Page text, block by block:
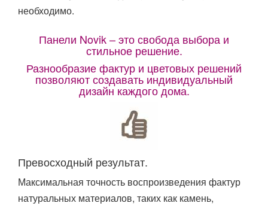
необходимо.
Панели Novik – это свобода выбора и
стильное решение.
Разнообразие фактур и цветовых решений
позволяют создавать индивидуальный
дизайн каждого дома.
Превосходный результат.
Максимальная точность воспроизведения фактур
натуральных материалов, таких как камень,